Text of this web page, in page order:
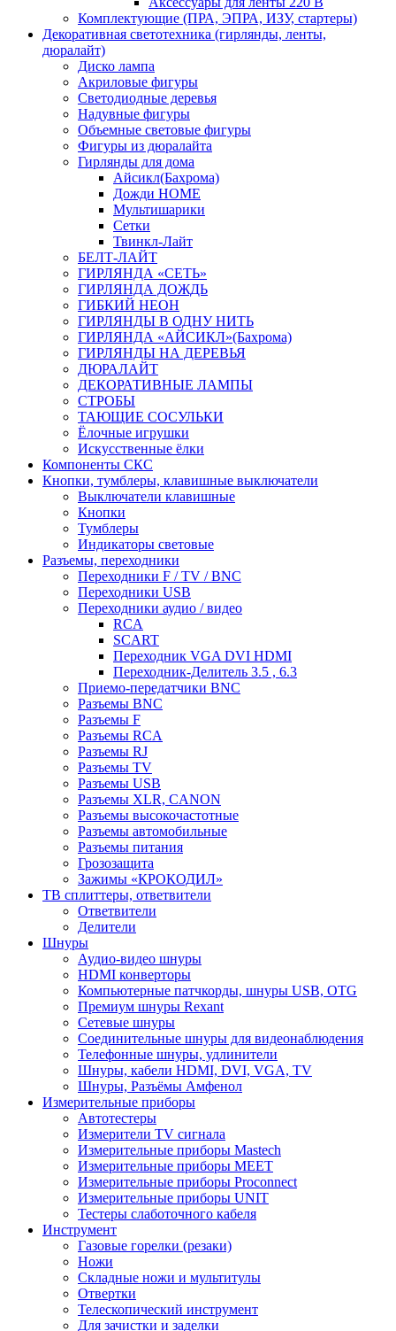
Комплектующие (ПРА, ЭПРА, ИЗУ, стартеры)
Декоративная светотехника (гирлянды, ленты,
дюралайт)
Диско лампа
Акриловые фигуры
Светодиодные деревья
Надувные фигуры
Объемные световые фигуры
Фигуры из дюралайта
Гирлянды для дома
Айсикл(Бахрома)
Дожди HOME
Мультишарики
Сетки
Твинкл-Лайт
БЕЛТ-ЛАЙТ
ГИРЛЯНДА «СЕТЬ»
ГИРЛЯНДА ДОЖДЬ
ГИБКИЙ НЕОН
ГИРЛЯНДЫ В ОДНУ НИТЬ
ГИРЛЯНДА «АЙСИКЛ»(Бахрома)
ГИРЛЯНДЫ НА ДЕРЕВЬЯ
ДЮРАЛАЙТ
ДЕКОРАТИВНЫЕ ЛАМПЫ
СТРОБЫ
ТАЮЩИЕ СОСУЛЬКИ
Ёлочные игрушки
Искусственные ёлки
Компоненты СКС
Кнопки, тумблеры, клавишные выключатели
Выключатели клавишные
Кнопки
Тумблеры
Индикаторы световые
Разъемы, переходники
Переходники F / TV / BNC
Переходники USB
Переходники аудио / видео
RCA
SCART
Переходник VGA DVI HDMI
Переходник-Делитель 3.5 , 6.3
Приемо-передатчики BNC
Разъемы BNC
Разъемы F
Разъемы RCA
Разъемы RJ
Разъемы TV
Разъемы USB
Разъемы XLR, CANON
Разъемы высокочастотные
Разъемы автомобильные
Разъемы питания
Грозозащита
Зажимы «КРОКОДИЛ»
ТВ сплиттеры, ответвители
Ответвители
Делители
Шнуры
Аудио-видео шнуры
HDMI конверторы
Компьютерные патчкорды, шнуры USB, OTG
Премиум шнуры Rexant
Сетевые шнуры
Соединительные шнуры для видеонаблюдения
Телефонные шнуры, удлинители
Шнуры, кабели HDMI, DVI, VGA, TV
Шнуры, Разъёмы Амфенол
Измерительные приборы
Автотестеры
Измерители TV сигнала
Измерительные приборы Mastech
Измерительные приборы MEET
Измерительные приборы Proconnect
Измерительные приборы UNIT
Тестеры слаботочного кабеля
Инструмент
Газовые горелки (резаки)
Ножи
Складные ножи и мультитулы
Отвертки
Телескопический инструмент
Для зачистки и заделки